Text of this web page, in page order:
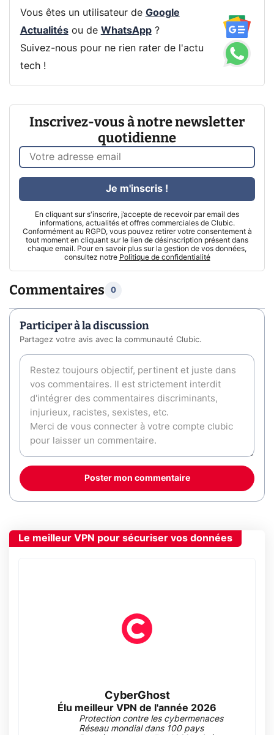
Vous êtes un utilisateur de Google
Actualitésou de WhatsApp?
Suivez-nous pour ne rien rater de l'actu
tech !
Inscrivez-vous à notre newsletter
quotidienne
En cliquant sur s'inscrire, j’accepte de recevoir par email des
informations, actualités et offres commerciales de Clubic.
Conformément au RGPD, vous pouvez retirer votre consentement à
tout moment en cliquant sur le lien de désinscription présent dans
chaque email. Pour en savoir plus sur la gestion de vos données,
consultez notre Politique de confidentialité
Je m'inscris !
Commentaires 0
Participer à la discussion
Partagez votre avis avec la communauté Clubic.
Poster mon commentaire
Le meilleur VPN pour sécuriser vos données
CyberGhost
Élu meilleur VPN de l'année 2026
Protection contre les cybermenaces
Réseau mondial dans 100 pays